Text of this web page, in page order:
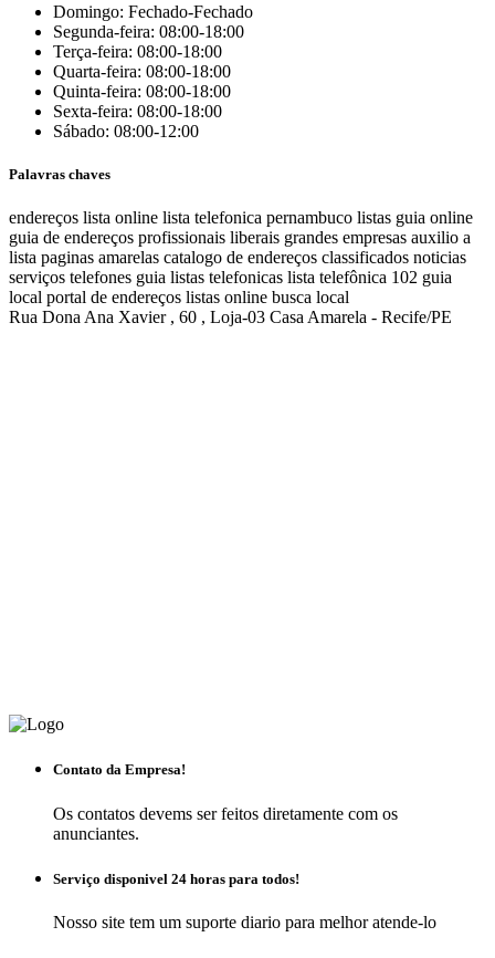
Domingo: Fechado-Fechado
Segunda-feira: 08:00-18:00
Terça-feira: 08:00-18:00
Quarta-feira: 08:00-18:00
Quinta-feira: 08:00-18:00
Sexta-feira: 08:00-18:00
Sábado: 08:00-12:00
Palavras chaves
endereços lista online lista telefonica pernambuco listas guia online
guia de endereços profissionais liberais grandes empresas auxilio a
lista paginas amarelas catalogo de endereços classificados noticias
serviços telefones guia listas telefonicas lista telefônica 102 guia
local portal de endereços listas online busca local
Rua Dona Ana Xavier , 60 , Loja-03 Casa Amarela - Recife/PE
Contato da Empresa!
Os contatos devems ser feitos diretamente com os
anunciantes.
Serviço disponivel 24 horas para todos!
Nosso site tem um suporte diario para melhor atende-lo